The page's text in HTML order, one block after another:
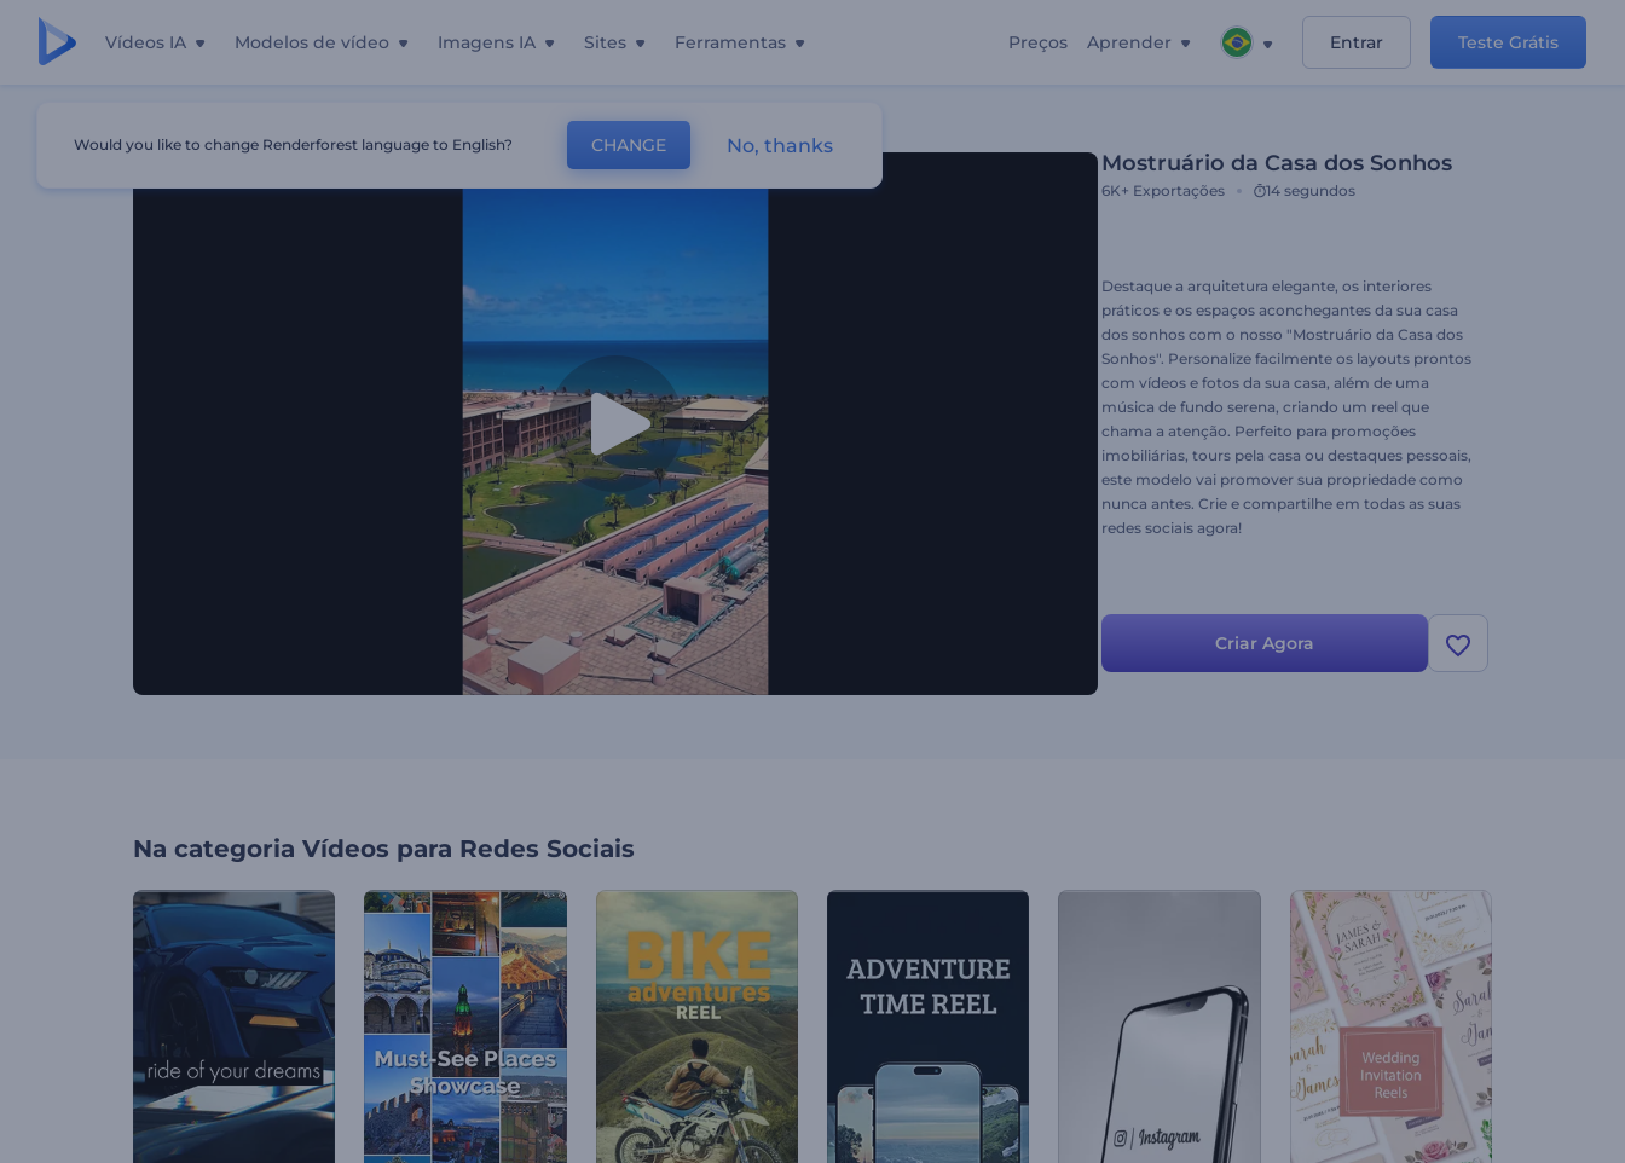
Vídeos IA Modelos de vídeo Imagens IA Sites Ferramentas Preços Aprender Entrar Teste Grátis
Mostruário da Casa dos Sonhos
6K+ Exportações 14 segundos
Destaque a arquitetura elegante, os interiores
práticos e os espaços aconchegantes da sua casa
dos sonhos com o nosso "Mostruário da Casa dos
Sonhos". Personalize facilmente os layouts prontos
com vídeos e fotos da sua casa, além de uma
música de fundo serena, criando um reel que
chama a atenção. Perfeito para promoções
imobiliárias, tours pela casa ou destaques pessoais,
este modelo vai promover sua propriedade como
nunca antes. Crie e compartilhe em todas as suas
redes sociais agora!
Criar Agora
Na categoria Vídeos para Redes Sociais
Would you like to change Renderforest language to English? CHANGE No, thanks